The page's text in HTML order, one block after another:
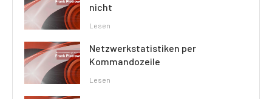
nicht
Lesen
Netzwerkstatistiken per
Kommandozeile
Lesen